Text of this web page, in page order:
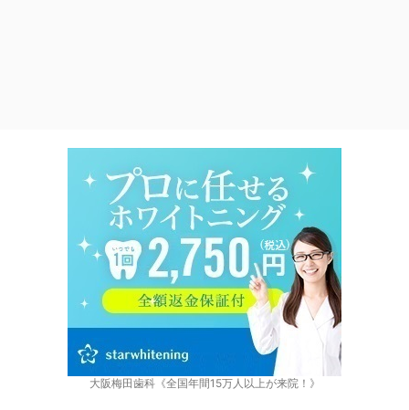
大阪梅田歯科《全国年間15万人以上が来院！》